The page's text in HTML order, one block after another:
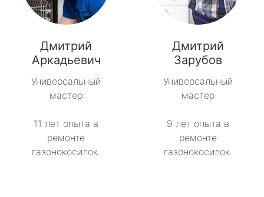
Дмитрий
Аркадьевич
Универсальный
мастер
11 лет опыта в
ремонте
газонокосилок.
Дмитрий
Зарубов
Универсальный
мастер
9 лет опыта в
ремонте
газонокосилок.